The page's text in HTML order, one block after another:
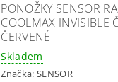
PONOŽKY SENSOR
COOLMAX INVISIBLE
ČERVENÉ
Skladem
Značka: SENSOR